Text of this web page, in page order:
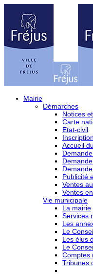
Mairie
Démarches
Notices
Carte
Etat-civil
Accueil
Publicité
Ventes
Ventes
Vie municipale
La mairie
Services
Les
Le
Les élus
Le
Comptes
Tribunes